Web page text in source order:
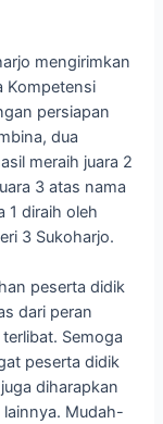
mengirimkan
Kompetensi
persiapan
dua
meraih juara 2
3 atas nama
1 diraih oleh
3 Sukoharjo.
peserta didik
dari peran
Semoga
peserta didik
diharapkan
Mudah-